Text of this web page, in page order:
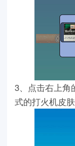
3、点击右上角
式的打火机皮肤